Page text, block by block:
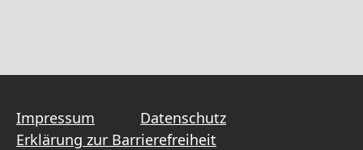
Impressum
Datenschutz
Erklärung zur Barrierefreiheit